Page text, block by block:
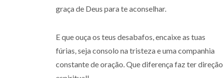
graça de Deus para te aconselhar.
E que ouça os teus desabafos, encaixe as tuas
fúrias, seja consolo na tristeza e uma companhia
constante de oração. Que diferença faz ter direção